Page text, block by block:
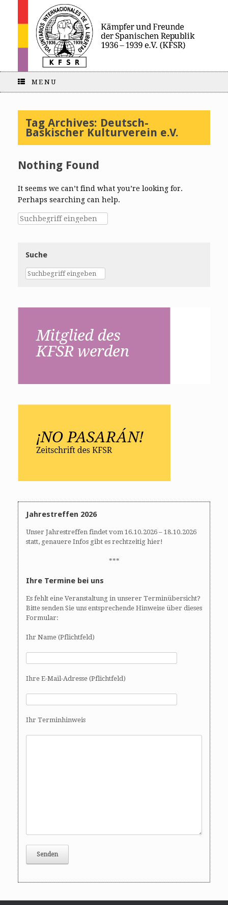
MENU
Tag Archives: Deutsch-
Baskischer Kulturverein e.V.
Nothing Found
It seems we can’t find what you’re looking for.
Perhaps searching can help.
Suche
Jahrestreffen 2026
Unser Jahrestreffen findet vom 16.10.2026 – 18.10.2026
statt, genauere Infos gibt es rechtzeitig hier!
***
Ihre Termine bei uns
Es fehlt eine Veranstaltung in unserer Terminübersicht?
Bitte senden Sie uns entsprechende Hinweise über dieses
Formular:
Ihr Name (Pflichtfeld)
Ihre E-Mail-Adresse (Pflichtfeld)
Ihr Terminhinweis